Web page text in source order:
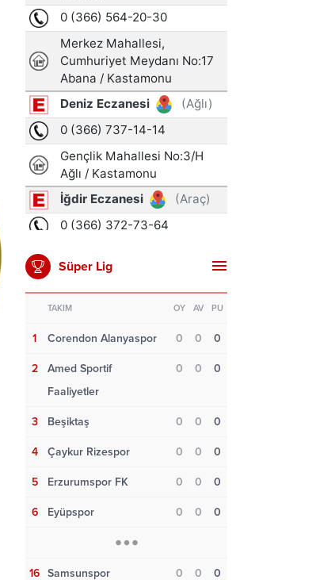
Süper Lig
TAKIM OY AV PU
1 Corendon Alanyaspor 0 0 0
2
Amed Sportif
Faaliyetler
0 0 0
3 Beşiktaş 0 0 0
4 Çaykur Rizespor 0 0 0
5 Erzurumspor FK 0 0 0
6 Eyüpspor 0 0 0
16 Samsunspor 0 0 0